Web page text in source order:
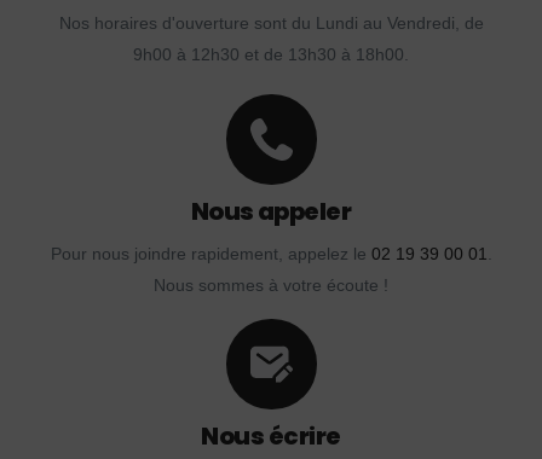
Nos horaires d'ouverture sont du Lundi au Vendredi, de
9h00 à 12h30 et de 13h30 à 18h00.
Nous appeler
Pour nous joindre rapidement, appelez le 02 19 39 00 01.
Nous sommes à votre écoute !
Nous écrire